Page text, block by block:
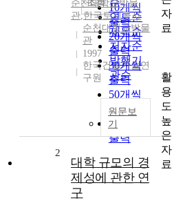
순
연도순
제목순
저자순
발행기
관순
10개씩
출력
20개씩
출력
30개씩
출력
50개씩
출력
100개씩
출력
조회
순천대학교박물
관,한국토지공사
순천대학교박물
관
1997
한국건설기술연
구원
원문보
기
2
대학 규모의 경
제성에 관한 연
구
자
료
활
용
도
높
은
자
료